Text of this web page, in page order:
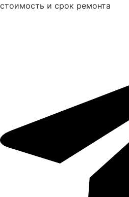
стоимость и срок ремонта